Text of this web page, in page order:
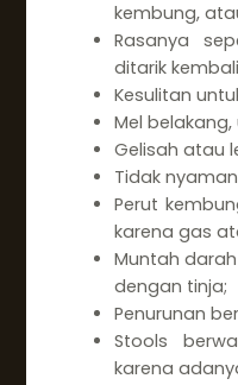
kembung,
Rasanya
ditarik
Kesulitan
Mel
Gelisah atau
Tidak
Perut
karena gas
Muntah
dengan tinja;
Penurunan
Stools
karena